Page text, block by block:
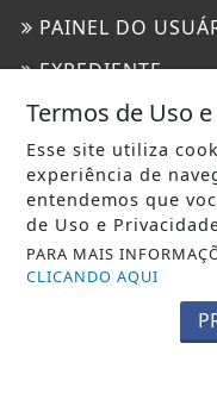
PAINEL DO
EXPEDIENTE
TERMOS DE USO
SOBRE
Termos de Uso
Esse site utiliza
experiência de
entendemos que
de Uso e
PARA MAIS
CLICANDO AQUI